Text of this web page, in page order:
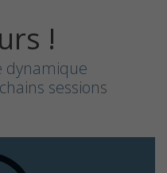
!
dynamique
sessions